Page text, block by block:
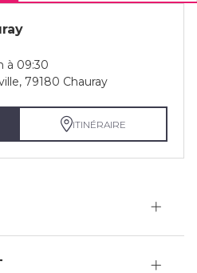
à 09:30
79180 Chauray
ITINÉRAIRE